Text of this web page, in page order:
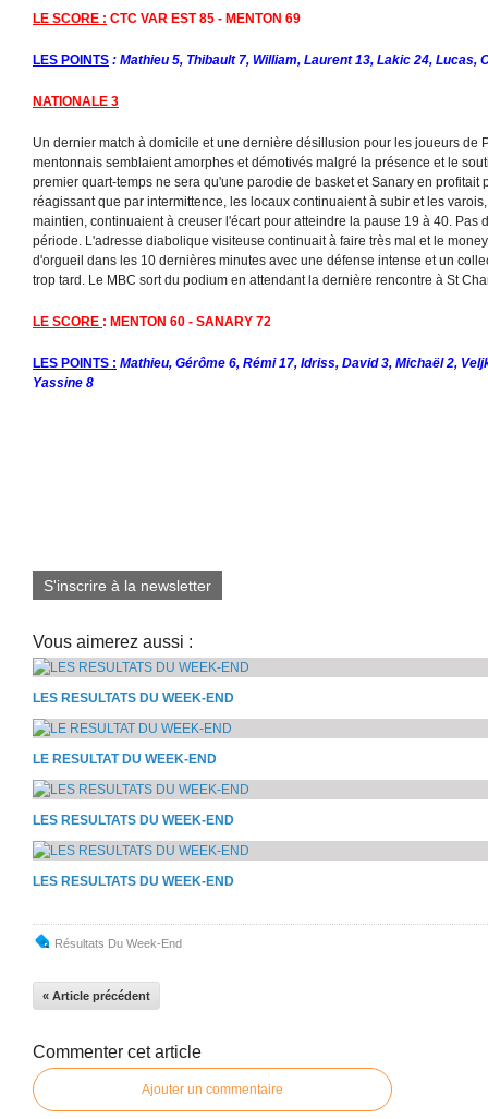
LE SCORE : CTC VAR EST 85 - MENTON 69
LES POINTS : Mathieu 5, Thibault 7, William, Laurent 13, Lakic 24, Lucas,
NATIONALE 3
Un dernier match à domicile et une dernière désillusion pour les joueurs de
mentonnais semblaient amorphes et démotivés malgré la présence et le
premier quart-temps ne sera qu'une parodie de basket et Sanary en profitait
réagissant que par intermittence, les locaux continuaient à subir et les
maintien, continuaient à creuser l'écart pour atteindre la pause 19 à 40. Pas
période. L'adresse diabolique visiteuse continuait à faire très mal et le
d'orgueil dans les 10 dernières minutes avec une défense intense et un
trop tard. Le MBC sort du podium en attendant la dernière rencontre à St
LE SCORE : MENTON 60 - SANARY 72
LES POINTS : Mathieu, Gérôme 6, Rémi 17, Idriss, David 3, Michaël 2,
Yassine 8
S'inscrire à la newsletter
Vous aimerez aussi :
LES RESULTATS DU WEEK-END
LE RESULTAT DU WEEK-END
LES RESULTATS DU WEEK-END
LES RESULTATS DU WEEK-END
Résultats Du Week-End
« Article précédent
Commenter cet article
Ajouter un commentaire